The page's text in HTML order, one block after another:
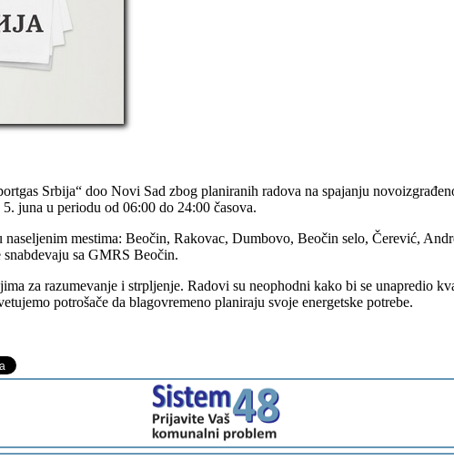
Srbija“ doo Novi Sad zbog planiranih radova na spajanju
juna u periodu od 06:00 do 24:00 časova.
naseljenim mestima: Beočin, Rakovac, Dumbovo, Beočin selo, Čerević,
sa GMRS Beočin.
za razumevanje i strpljenje. Radovi su neophodni kako bi se unapredio
potrošače da blagovremeno planiraju svoje energetske potrebe.